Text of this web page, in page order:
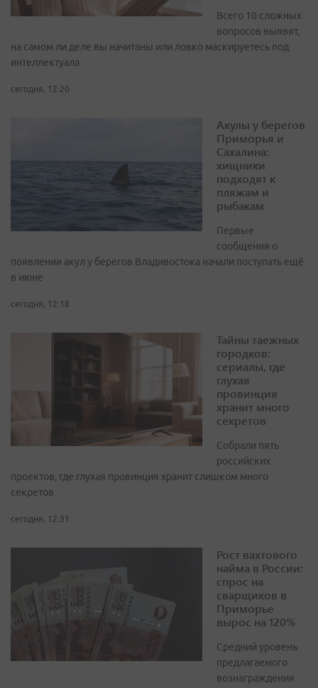
Всего 10 сложных
вопросов выявят,
на самом ли деле вы начитаны или ловко маскируетесь под
интеллектуала
сегодня, 12:20
Акулы у берегов
Приморья и
Сахалина:
хищники
подходят к
пляжам и
рыбакам
Первые
сообщения о
появлении акул у берегов Владивостока начали поступать ещё
в июне
сегодня, 12:18
Тайны таежных
городков:
сериалы, где
глухая
провинция
хранит много
секретов
Собрали пять
российских
проектов, где глухая провинция хранит слишком много
секретов
сегодня, 12:31
Рост вахтового
найма в России:
спрос на
сварщиков в
Приморье
вырос на 120%
Средний уровень
предлагаемого
вознаграждения